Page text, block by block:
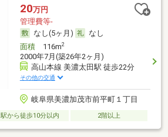
20万円
管理費等-
なし(5ヶ月)
なし
面積116m2
2000年7月(築26年2ヶ月)
高山本線 美濃太田駅 徒歩22分
その他の交通
岐阜県美濃加茂市前平町１丁目
駅から徒歩10分以内 2階以上